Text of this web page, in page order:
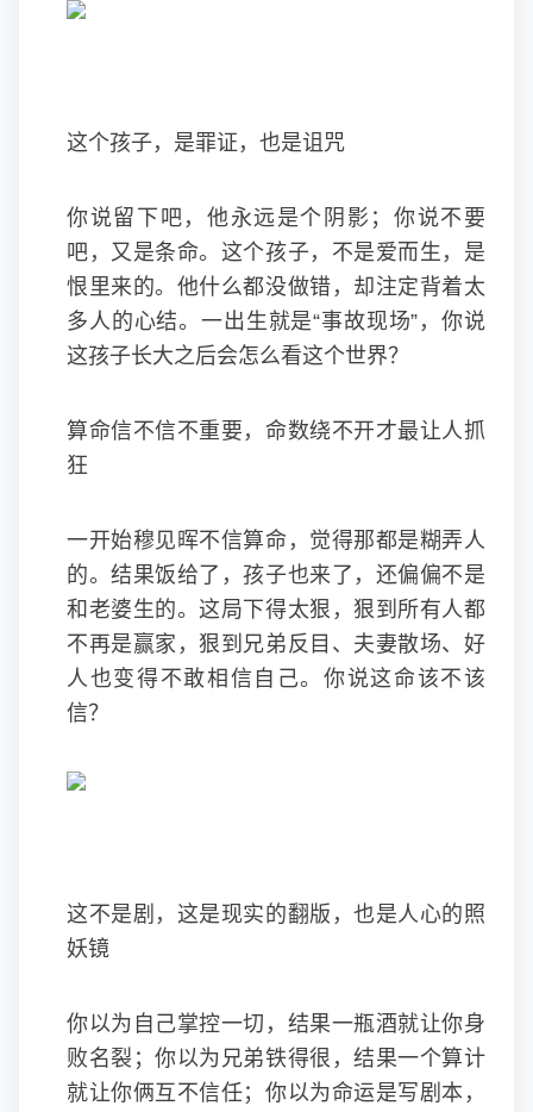
这个孩子，是罪证，也是诅咒
你说留下吧，他永远是个阴影；你说不要
吧，又是条命。这个孩子，不是爱而生，是
恨里来的。他什么都没做错，却注定背着太
多人的心结。一出生就是“事故现场”，你说
这孩子长大之后会怎么看这个世界？
算命信不信不重要，命数绕不开才最让人抓
狂
一开始穆见晖不信算命，觉得那都是糊弄人
的。结果饭给了，孩子也来了，还偏偏不是
和老婆生的。这局下得太狠，狠到所有人都
不再是赢家，狠到兄弟反目、夫妻散场、好
人也变得不敢相信自己。你说这命该不该
信？
这不是剧，这是现实的翻版，也是人心的照
妖镜
你以为自己掌控一切，结果一瓶酒就让你身
败名裂；你以为兄弟铁得很，结果一个算计
就让你俩互不信任；你以为命运是写剧本，